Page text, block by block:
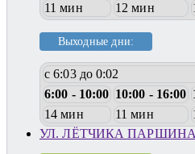
11 мин
12 мин
Выходные дни:
с 6:03 до 0:02
6:00 - 10:00 10:00 - 16:00
14 мин
11 мин
УЛ. ЛЁТЧИКА